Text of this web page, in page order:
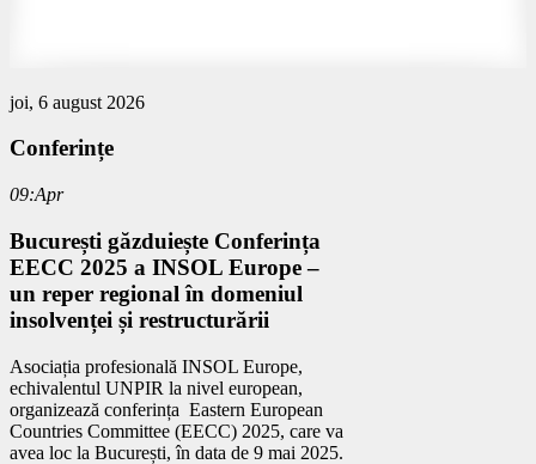
joi, 6 august 2026
Conferințe
09:Apr
București găzduiește Conferința
EECC 2025 a INSOL Europe –
un reper regional în domeniul
insolvenței și restructurării
Asociația profesională INSOL Europe,
echivalentul UNPIR la nivel european,
organizează conferința Eastern European
Countries Committee (EECC) 2025, care va
avea loc la București, în data de 9 mai 2025.